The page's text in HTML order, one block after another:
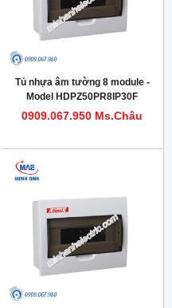
Tủ nhựa âm tường 8 module -
Model HDPZ50PR8IP30F
0909.067.950 Ms.Châu